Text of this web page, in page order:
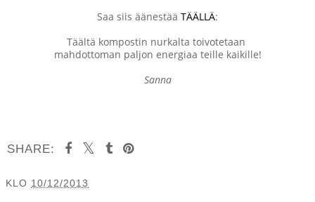
Saa siis äänestää TÄÄLLÄ:
Täältä kompostin nurkalta toivotetaan
mahdottoman paljon energiaa teille kaikille!
Sanna
SHARE:
KLO 10/12/2013